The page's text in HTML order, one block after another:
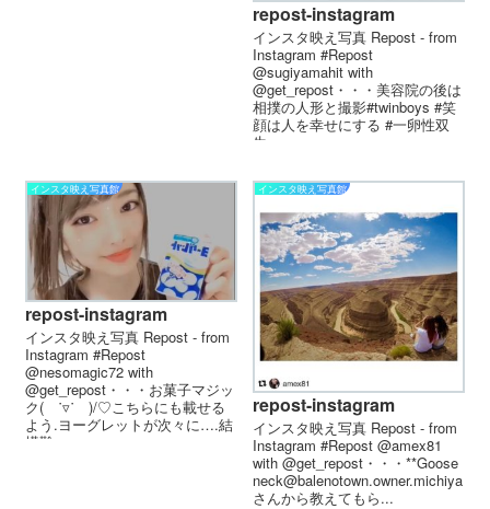
repost-instagram
インスタ映え写真 Repost - from
Instagram #Repost
@sugiyamahit with
@get_repost・・・美容院の後は
相撲の人形と撮影#twinboys #笑
顔は人を幸せにする #一卵性双
生...
インスタ映え写真館
repost-instagram
インスタ映え写真 Repost - from
Instagram #Repost
@nesomagic72 with
@get_repost・・・お菓子マジッ
ク( ˙▿˙ )/♡こちらにも載せる
よう.ヨーグレットが次々に….結
構難...
インスタ映え写真館
repost-instagram
インスタ映え写真 Repost - from
Instagram #Repost @amex81
with @get_repost・・・**Goose
neck@balenotown.owner.michiya
さんから教えてもら...